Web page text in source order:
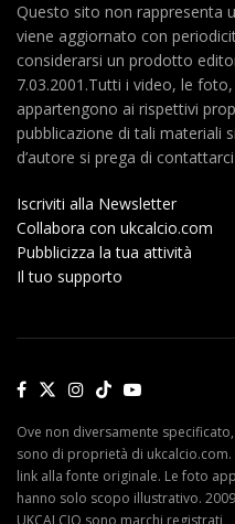
Questo sito non rappresenta
viene aggiornato con
considerarsi un prodotto
7.03.2001.Tutti i video, le
appartengono ai rispettivi
pubblicazione di tali materiali
d’autore si prega di
Iscriviti alla Newsletter
Collabora con ukcalcio.com
Pubblicizza la tua attività
Il tuo supporto
Ove non diversamente
sono di proprietà di
link alla fonte originale. Le foto
hanno solo scopo illustrativo.
UKCALCIO sono marchi registrati